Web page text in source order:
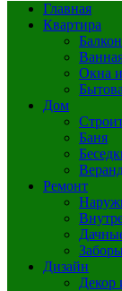
Главная
Квартира
Окна
Дом
Баня
Ремонт
Дизайн
Декор